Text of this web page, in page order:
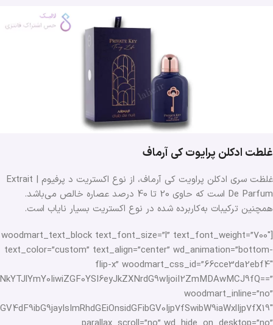
غلطت ادکلن پرایوت کی آرماف
غلظت سری ادکلن پراویت کی آرماف، از نوع اکستریت د پرفیوم | Extrait
De Parfum است که حاوی 20 تا 40 درصد عصاره خالص می‌باشد.
همچنین ترکیبات به‌کاربرده شده در نوع اکستریت بسیار نایاب است.
[woodmart_text_block text_font_size=”l” text_font_weight=”700″
text_color=”custom” text_align=”center” wd_animation=”bottom-
flip-x” woodmart_css_id=”66cce3da2ebf4″
woodmart_inline=”no”